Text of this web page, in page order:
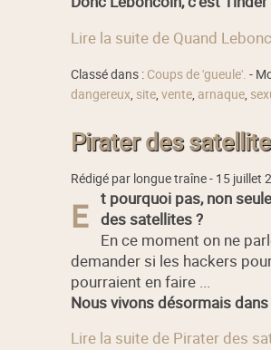
Lire la suite de Quand
Classé dans : Coups de 'gueule'. -
dangereux, site, vente, arnaque,
Pirater des
Rédigé par longue traîne - 15 juillet
E
t pourquoi pas, non
des satellites ?
En ce moment on ne
demander si les hackers
pourraient en faire ...
Nous vivons désormais
Lire la suite de Pirater des